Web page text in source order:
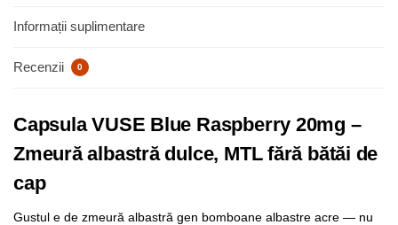
Informații suplimentare
Recenzii 0
Capsula VUSE Blue Raspberry 20mg –
Zmeură albastră dulce, MTL fără bătăi de
cap
Gustul e de zmeură albastră gen bomboane albastre acre — nu